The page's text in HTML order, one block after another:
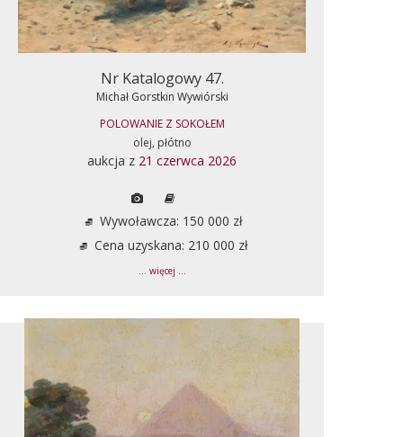
Nr Katalogowy 47.
Michał Gorstkin Wywiórski
POLOWANIE Z SOKOŁEM
olej, płótno
aukcja z 21 czerwca 2026
Wywoławcza: 150 000 zł
Cena uzyskana: 210 000 zł
... więcej ...